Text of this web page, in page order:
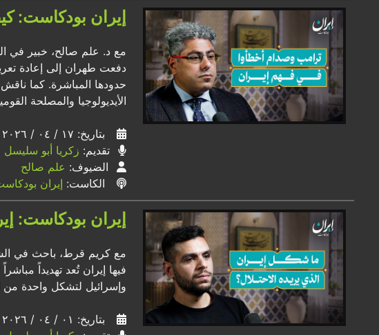
إيران بودكاست:
مع د. علم صالح، خبير في
دفعت طهران إلى إعادة
حدودها المباشرة. كما
الأيديولوجيا والمصلحة
بتاريخ: ١٧ / ٠٤ / ٢٠٢٦
تقديم: زكريا أبو سليسل
الضيوف: علم صالح
الكاست: إيران
إيران بودكاست:
مع كريم قرط، باحث في
فيها إيران تُعد تهديداً
وإسرائيل لتشكل واحدة من
بتاريخ: ٠١ / ٠٤ / ٢٠٢٦